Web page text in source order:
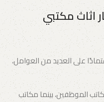
اثاث مكتبي
على العديد من العوامل،
الموظفين، بينما مكاتب